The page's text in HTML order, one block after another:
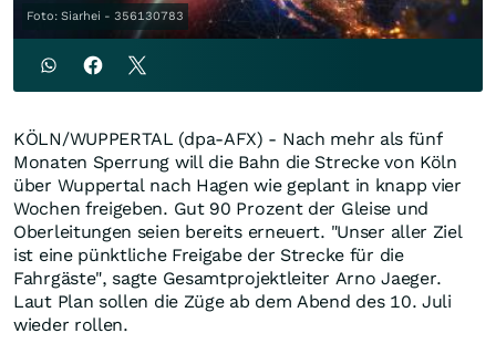
Foto: Siarhei - 356130783
KÖLN/WUPPERTAL (dpa-AFX) - Nach mehr als fünf
Monaten Sperrung will die Bahn die Strecke von Köln
über Wuppertal nach Hagen wie geplant in knapp vier
Wochen freigeben. Gut 90 Prozent der Gleise und
Oberleitungen seien bereits erneuert. "Unser aller Ziel
ist eine pünktliche Freigabe der Strecke für die
Fahrgäste", sagte Gesamtprojektleiter Arno Jaeger.
Laut Plan sollen die Züge ab dem Abend des 10. Juli
wieder rollen.